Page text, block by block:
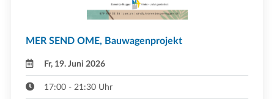
MER SEND OME, Bauwagenprojekt
Fr, 19. Juni 2026
17:00 - 21:30 Uhr